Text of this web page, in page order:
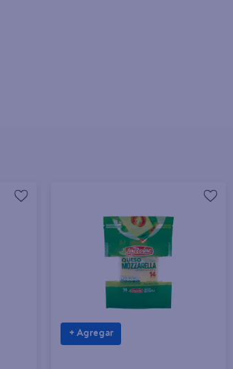
+ Agregar